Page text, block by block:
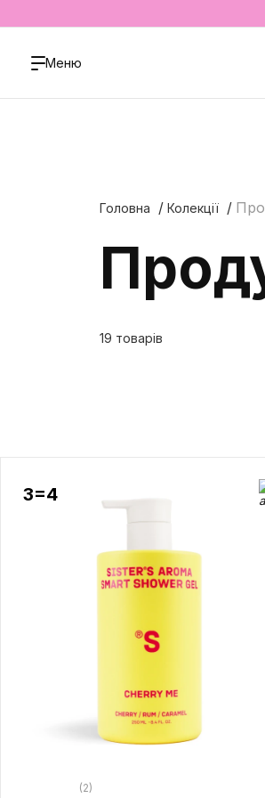
Меню
Головна Колекції
19 товарів
3=4
(2)